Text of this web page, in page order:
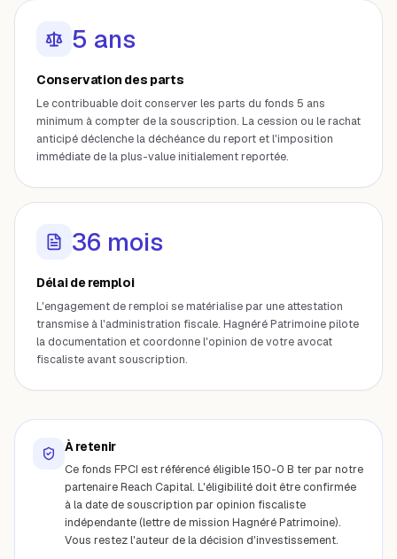
5 ans
Conservation des parts
Le contribuable doit conserver les parts du fonds 5 ans
minimum à compter de la souscription. La cession ou le rachat
anticipé déclenche la déchéance du report et l'imposition
immédiate de la plus-value initialement reportée.
36 mois
Délai de remploi
L'engagement de remploi se matérialise par une attestation
transmise à l'administration fiscale. Hagnéré Patrimoine pilote
la documentation et coordonne l'opinion de votre avocat
fiscaliste avant souscription.
À retenir
Ce fonds FPCI est référencé éligible 150-0 B ter par notre
partenaire Reach Capital. L'éligibilité doit être confirmée
à la date de souscription par opinion fiscaliste
indépendante (lettre de mission Hagnéré Patrimoine).
Vous restez l'auteur de la décision d'investissement.